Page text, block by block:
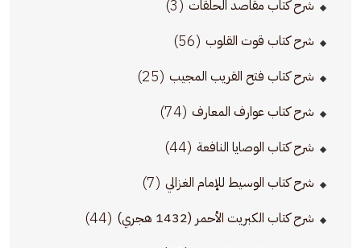
شرح كتاب مقاصد الحلقات (3)
شرح كتاب قوت القلوب (56)
شرح كتاب فتح القريب المجيب (25)
شرح كتاب عوارف المعارف (74)
شرح كتاب الوصايا النافعة (44)
شرح كتاب الوسيط للإمام الغزالي (7)
شرح كتاب الكبريت الأحمر (1432 هجري) (44)